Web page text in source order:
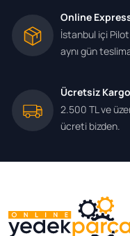
Online
İstanbul içi
aynı gün
Ücretsiz Kargo
2.500 TL ve
ücreti bizden.